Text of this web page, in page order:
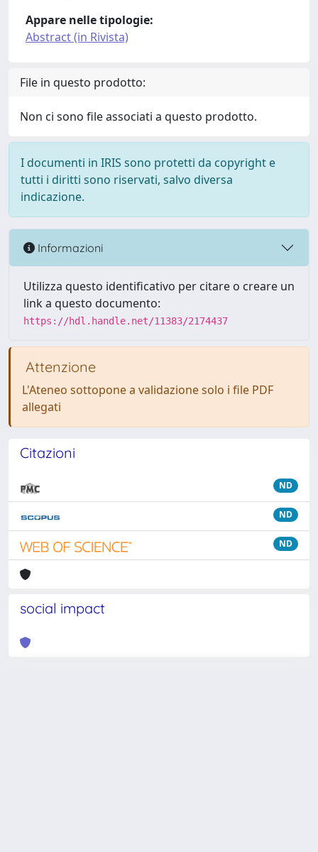
Appare nelle tipologie:
Abstract (in Rivista)
File in questo prodotto:
Non ci sono file associati a questo prodotto.
I documenti in IRIS sono protetti da copyright e
tutti i diritti sono riservati, salvo diversa
indicazione.
Informazioni
Utilizza questo identificativo per citare o creare un
link a questo documento:
https://hdl.handle.net/11383/2174437
Attenzione
L'Ateneo sottopone a validazione solo i file PDF
allegati
Citazioni
ND
ND
ND
social impact